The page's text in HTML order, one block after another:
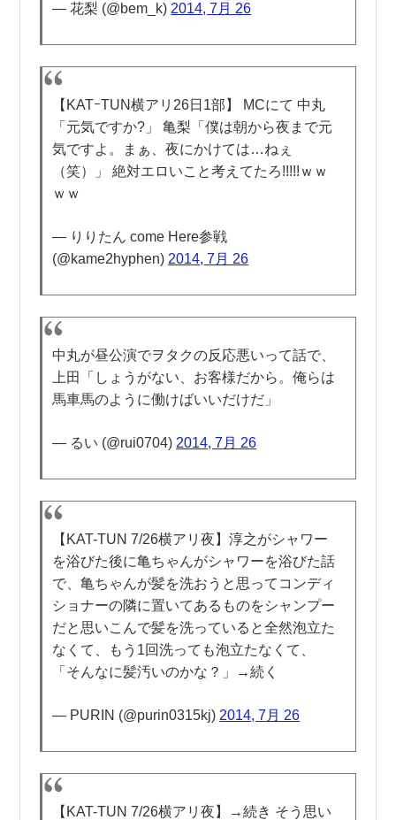
— 花梨 (@bem_k) 2014, 7月 26
【KATｰTUN横アリ26日1部】 MCにて 中丸
「元気ですか?」 亀梨「僕は朝から夜まで元
気ですよ。まぁ、夜にかけては…ねぇ
（笑）」 絶対エロいこと考えてたろ!!!!!ｗｗ
ｗｗ
— りりたん come Here参戦
(@kame2hyphen) 2014, 7月 26
中丸が昼公演でヲタクの反応悪いって話で、
上田「しょうがない、お客様だから。俺らは
馬車馬のように働けばいいだけだ」
— るい (@rui0704) 2014, 7月 26
【KAT-TUN 7/26横アリ夜】淳之がシャワー
を浴びた後に亀ちゃんがシャワーを浴びた話
で、亀ちゃんが髪を洗おうと思ってコンディ
ショナーの隣に置いてあるものをシャンプー
だと思いこんで髪を洗っていると全然泡立た
なくて、もう1回洗っても泡立たなくて、
「そんなに髪汚いのかな？」→続く
— PURIN (@purin0315kj) 2014, 7月 26
【KAT-TUN 7/26横アリ夜】→続き そう思い